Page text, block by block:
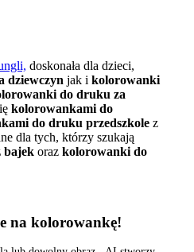
doskonała dla dzieci,
dziewczyn jak i kolorowanki
do druku za
kolorowankami do
do druku przedszkole z
dla tych, którzy szukają
bajek oraz kolorowanki do
na kolorowankę!